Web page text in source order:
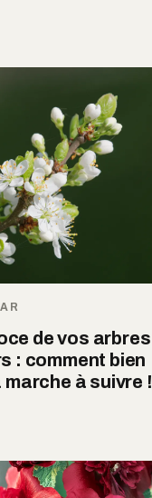
de vos arbres
: comment bien
marche à suivre !